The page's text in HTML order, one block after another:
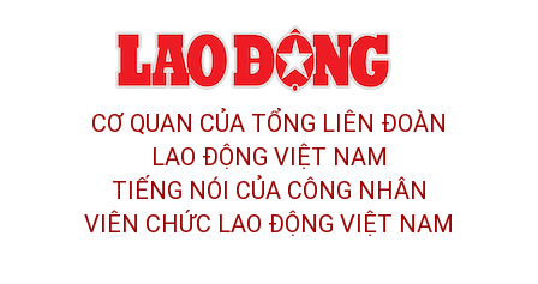
CƠ QUAN CỦA TỔNG LIÊN ĐOÀN
LAO ĐỘNG VIỆT NAM
TIẾNG NÓI CỦA CÔNG NHÂN
VIÊN CHỨC LAO ĐỘNG VIỆT NAM